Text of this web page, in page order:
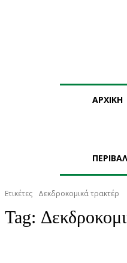
ΑΡΧΙΚΗ
Ετικέτες Δεκδροκομικά τρακτέρ
Tag: